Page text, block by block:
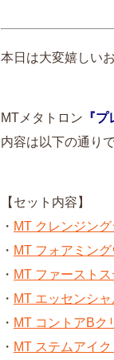
本日は大変嬉しい
MTメタトロン 『
内容は以下の通り
【セット内容】
・ MT クレンジン
・ MT フォアミン
・ MT ファースト
・ MT エッセンシ
・ MT コントアB
・ MT ステムアイ